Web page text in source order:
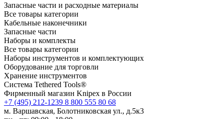
Запасные части и расходные материалы
Все товары категории
Кабельные наконечники
Запасные части
Наборы и комплекты
Все товары категории
Наборы инструментов и комплектующих
Оборудование для торговли
Хранение инс­тру­мен­тов
Система Tethered Tools®
Фирменный магазин Knipex в России
+7 (495) 212-1239 8 800 555 80 68
м. Варшавская, Болотниковская ул., д.5к3